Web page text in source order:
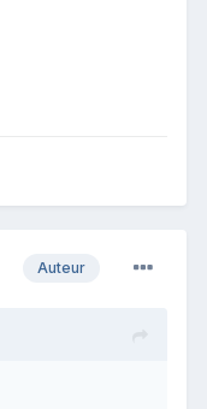
Auteur